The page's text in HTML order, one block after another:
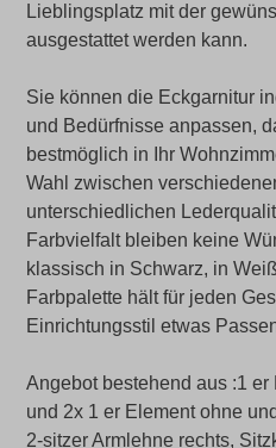
Lieblingsplatz mit der
ausgestattet werden kann.
Sie können die Eckgarnitur
und Bedürfnisse anpassen,
bestmöglich in Ihr
Wahl zwischen
unterschiedlichen
Farbvielfalt bleiben keine
klassisch in Schwarz, in
Farbpalette hält für jeden
Einrichtungsstil etwas
Angebot bestehend aus :1
und 2x 1 er Element ohne
2-sitzer Armlehne rechts,